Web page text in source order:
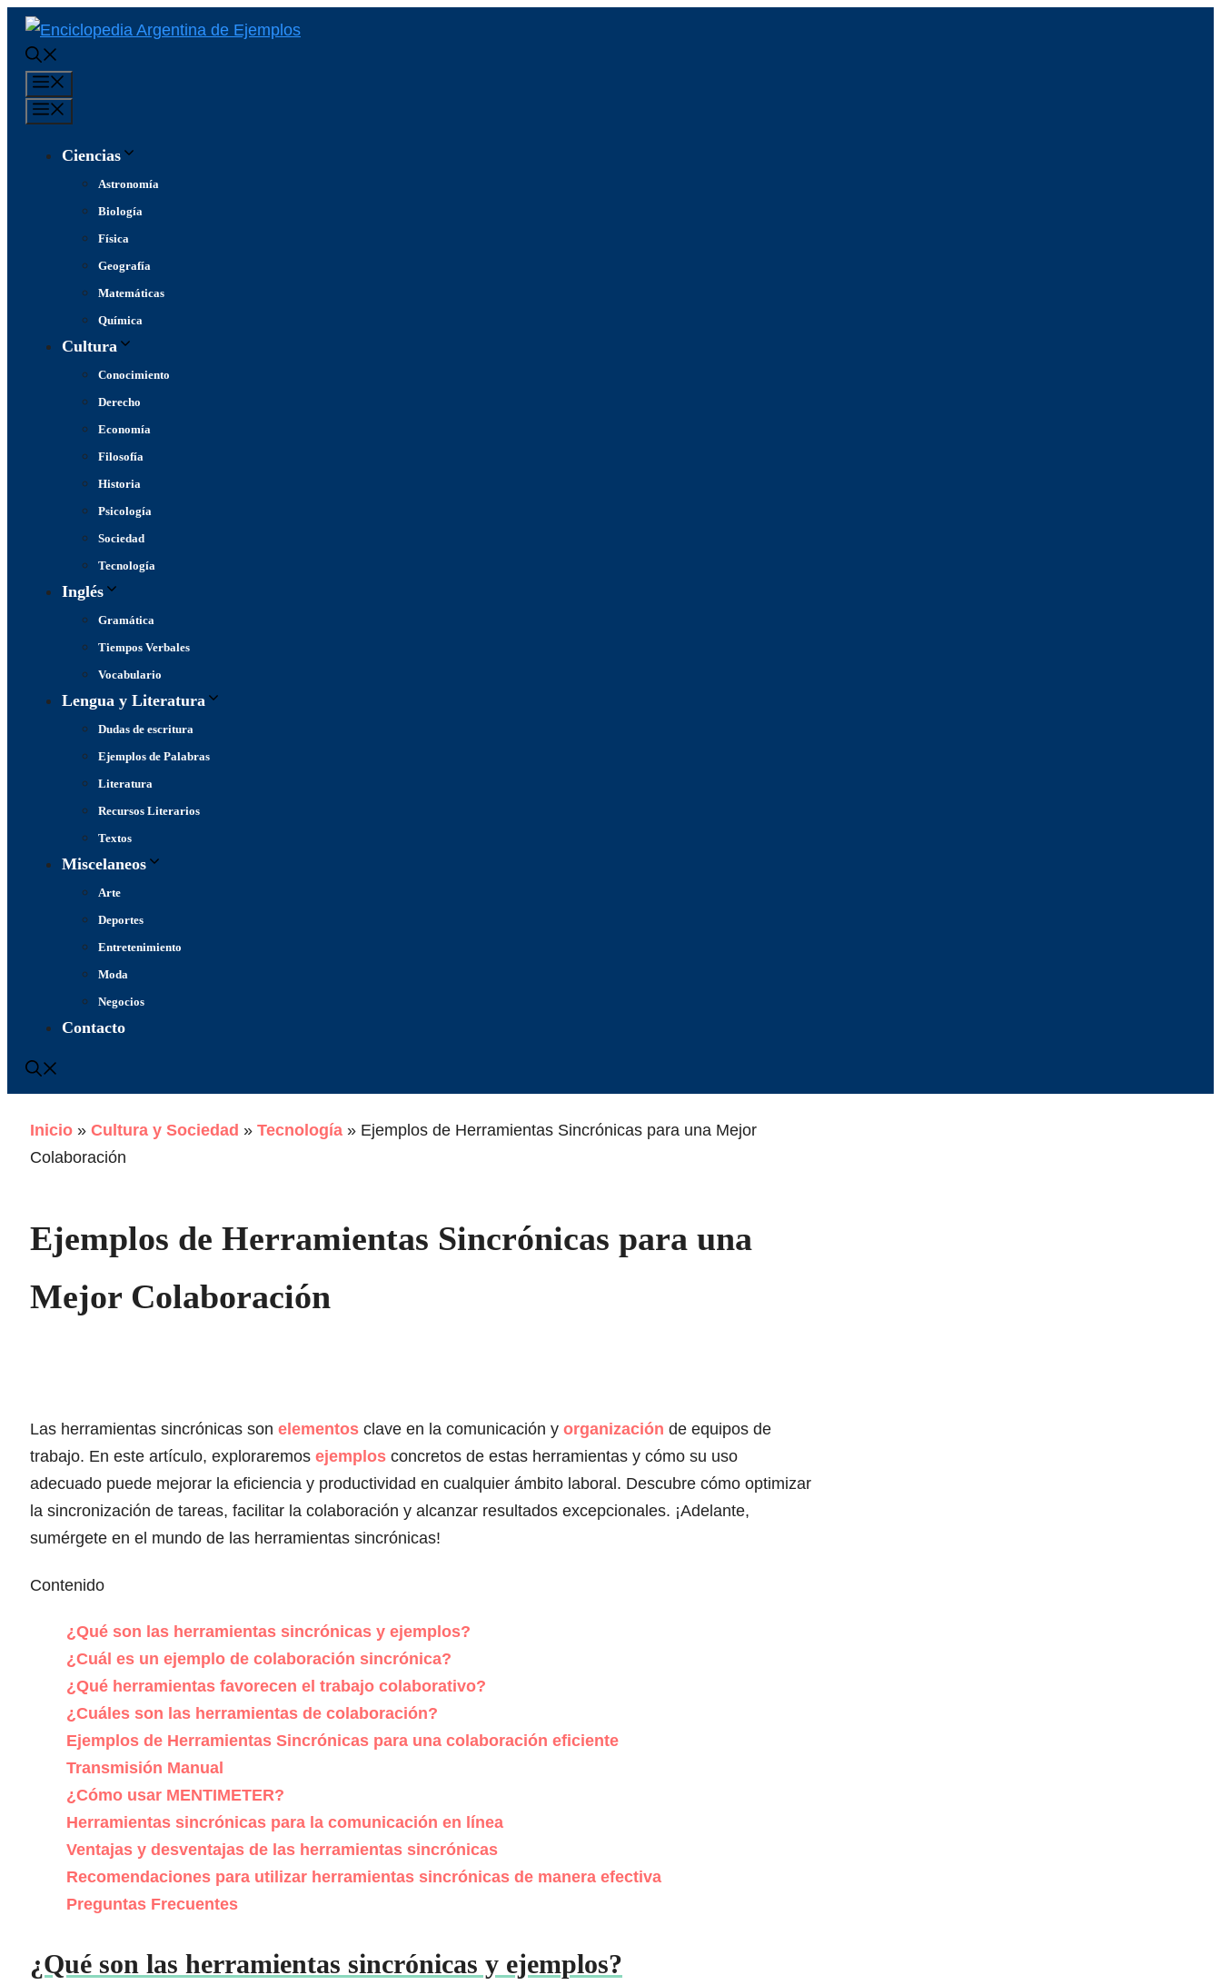
Saltar
contenido
Ciencias
Astronomía
Biología
Física
Geografía
Matemáticas
Química
Cultura
Conocimiento
Derecho
Economía
Filosofía
Historia
Psicología
Sociedad
Tecnología
Inglés
Gramática
Tiempos Verbales
Vocabulario
Lengua y Literatura
Dudas de escritura
Ejemplos de Palabras
Literatura
Recursos Literarios
Textos
Miscelaneos
Arte
Deportes
Entretenimiento
Moda
Negocios
Contacto
Inicio » Cultura y Sociedad » Tecnología » Ejemplos de Herramientas Sincrónicas para una Mejor
Colaboración
Ejemplos de Herramientas Sincrónicas para una
Mejor Colaboración
Las herramientas sincrónicas son elementos clave en la comunicación y organización de equipos de
trabajo. En este artículo, exploraremos ejemplos concretos de estas herramientas y cómo su uso
adecuado puede mejorar la eficiencia y productividad en cualquier ámbito laboral. Descubre cómo optimizar
la sincronización de tareas, facilitar la colaboración y alcanzar resultados excepcionales. ¡Adelante,
sumérgete en el mundo de las herramientas sincrónicas!
Contenido
¿Qué son las herramientas sincrónicas y ejemplos?
¿Cuál es un ejemplo de colaboración sincrónica?
¿Qué herramientas favorecen el trabajo colaborativo?
¿Cuáles son las herramientas de colaboración?
Ejemplos de Herramientas Sincrónicas para una colaboración eficiente
Transmisión Manual
¿Cómo usar MENTIMETER?
Herramientas sincrónicas para la comunicación en línea
Ventajas y desventajas de las herramientas sincrónicas
Recomendaciones para utilizar herramientas sincrónicas de manera efectiva
Preguntas Frecuentes
¿Qué son las herramientas sincrónicas y ejemplos?